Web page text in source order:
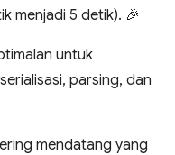
menjadi 5 detik). 🎉
untuk
parsing, dan
mendatang yang